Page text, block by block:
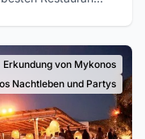
Erkundung von Mykonos
Nachtleben und Partys